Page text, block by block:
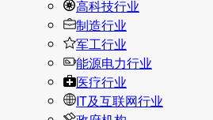
高科技行业
制造行业
军工行业
能源电力行业
医疗行业
IT及互联网行业